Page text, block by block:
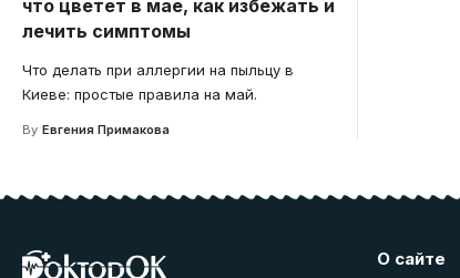
что цветет в мае, как избежать и
лечить симптомы
Что делать при аллергии на пыльцу в
Киеве: простые правила на май.
By Евгения Примакова
О сайте